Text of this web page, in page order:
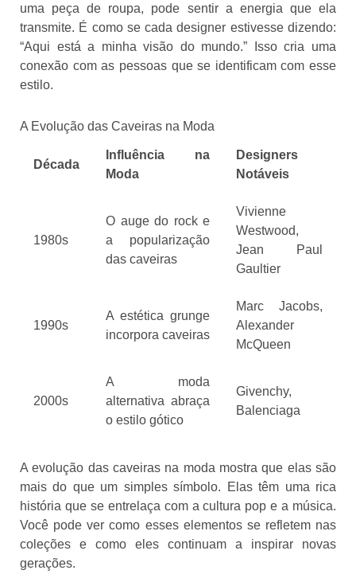
uma peça de roupa, pode sentir a energia que ela
transmite. É como se cada designer estivesse dizendo:
“Aqui está a minha visão do mundo.” Isso cria uma
conexão com as pessoas que se identificam com esse
estilo.
A Evolução das Caveiras na Moda
Década
Influência na
Moda
Designers
Notáveis
1980s
O auge do rock e
a popularização
das caveiras
Vivienne
Westwood,
Jean Paul
Gaultier
1990s
A estética grunge
incorpora caveiras
Marc Jacobs,
Alexander
McQueen
2000s
A moda
alternativa abraça
o estilo gótico
Givenchy,
Balenciaga
A evolução das caveiras na moda mostra que elas são
mais do que um simples símbolo. Elas têm uma rica
história que se entrelaça com a cultura pop e a música.
Você pode ver como esses elementos se refletem nas
coleções e como eles continuam a inspirar novas
gerações.